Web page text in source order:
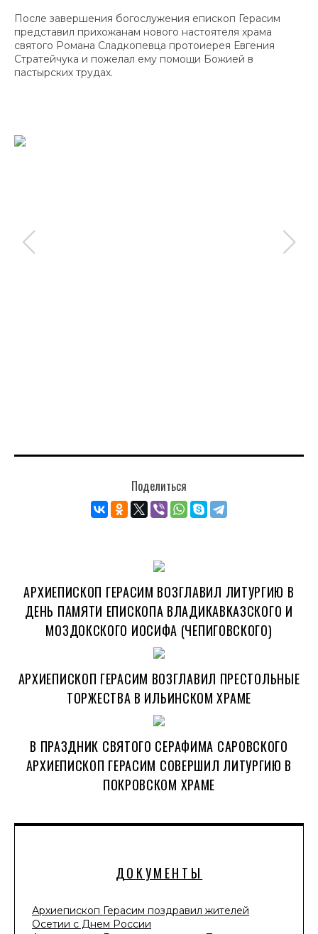
ДОКУМЕНТЫ
Архиепископ Герасим поздравил жителей
Осетии с Днем России
После завершения богослужения епископ Герасим
представил прихожанам нового настоятеля храма
святого Романа Сладкопевца протоиерея Евгения
Стратейчука и пожелал ему помощи Божией в
пастырских трудах.
Поделиться
АРХИЕПИСКОП ГЕРАСИМ ВОЗГЛАВИЛ ЛИТУРГИЮ В
ДЕНЬ ПАМЯТИ ЕПИСКОПА ВЛАДИКАВКАЗСКОГО И
МОЗДОКСКОГО ИОСИФА (ЧЕПИГОВСКОГО)
АРХИЕПИСКОП ГЕРАСИМ ВОЗГЛАВИЛ ПРЕСТОЛЬНЫЕ
ТОРЖЕСТВА В ИЛЬИНСКОМ ХРАМЕ
В ПРАЗДНИК СВЯТОГО СЕРАФИМА САРОВСКОГО
АРХИЕПИСКОП ГЕРАСИМ СОВЕРШИЛ ЛИТУРГИЮ В
ПОКРОВСКОМ ХРАМЕ